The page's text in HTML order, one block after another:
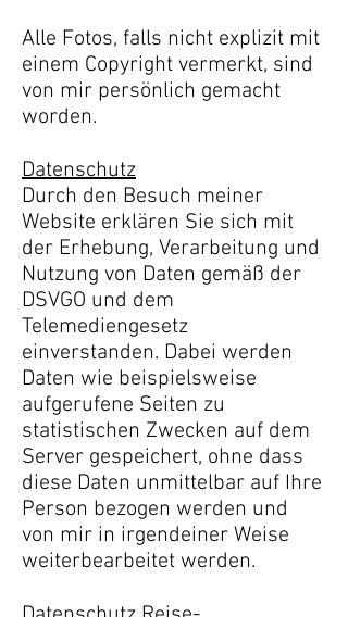
Alle Fotos, falls nicht explizit mit
einem Copyright vermerkt, sind
von mir persönlich gemacht
worden.
Datenschutz
Durch den Besuch meiner
Website erklären Sie sich mit
der Erhebung, Verarbeitung und
Nutzung von Daten gemäß der
DSVGO und dem
Telemediengesetz
einverstanden. Dabei werden
Daten wie beispielsweise
aufgerufene Seiten zu
statistischen Zwecken auf dem
Server gespeichert, ohne dass
diese Daten unmittelbar auf Ihre
Person bezogen werden und
von mir in irgendeiner Weise
weiterbearbeitet werden.